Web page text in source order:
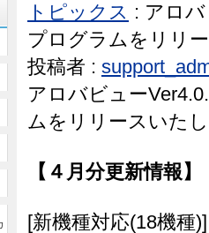
トピックス : アロ
プログラムをリリ
投稿者 :
アロバビュー
ムをリリースいた
【４月分更新情報】
[新機種対応(18機種)]